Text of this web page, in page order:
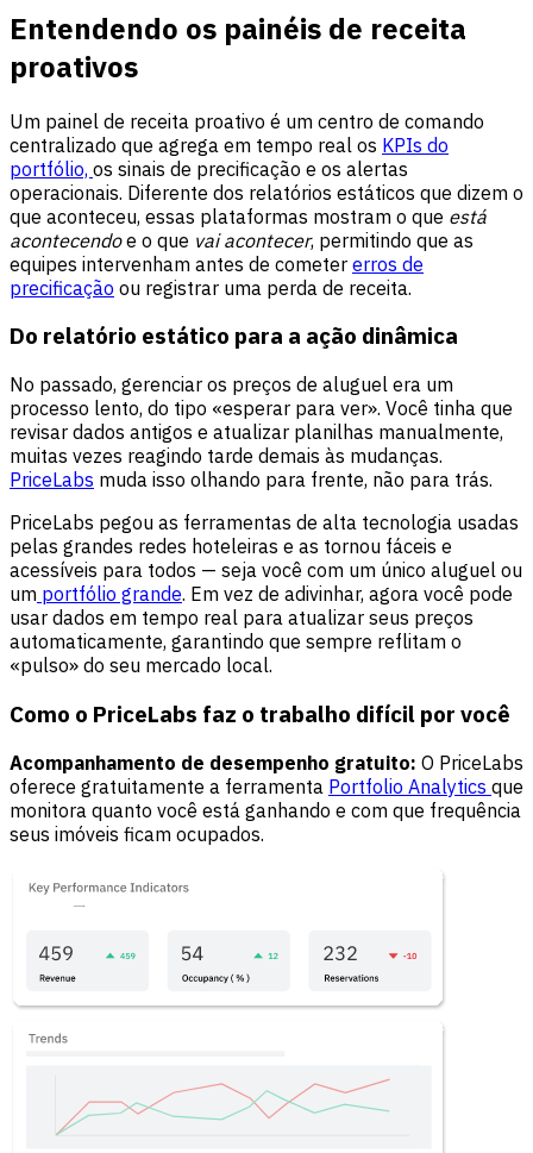
Entendendo os painéis de receita
proativos
Um painel de receita proativo é um centro de comando
centralizado que agrega em tempo real os KPIs do
portfólio, os sinais de precificação e os alertas
operacionais. Diferente dos relatórios estáticos que dizem o
que aconteceu, essas plataformas mostram o que está
acontecendoe o que vai acontecer, permitindo que as
equipes intervenham antes de cometer erros de
precificação ou registrar uma perda de receita.
Do relatório estático para a ação dinâmica
No passado, gerenciar os preços de aluguel era um
processo lento, do tipo «esperar para ver». Você tinha que
revisar dados antigos e atualizar planilhas manualmente,
muitas vezes reagindo tarde demais às mudanças.
PriceLabs muda isso olhando para frente, não para trás.
PriceLabs pegou as ferramentas de alta tecnologia usadas
pelas grandes redes hoteleiras e as tornou fáceis e
acessíveis para todos — seja você com um único aluguel ou
um portfólio grande. Em vez de adivinhar, agora você pode
usar dados em tempo real para atualizar seus preços
automaticamente, garantindo que sempre reflitam o
«pulso» do seu mercado local.
Como o PriceLabs faz o trabalho difícil por você
Acompanhamento de desempenho gratuito: O PriceLabs
oferece gratuitamente a ferramenta Portfolio Analytics que
monitora quanto você está ganhando e com que frequência
seus imóveis ficam ocupados.